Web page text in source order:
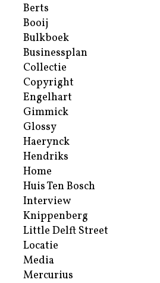
Berts
Booij
Bulkboek
Businessplan
Collectie
Copyright
Engelhart
Gimmick
Glossy
Haerynck
Hendriks
Home
Huis Ten Bosch
Interview
Knippenberg
Little Delft Street
Locatie
Media
Mercurius